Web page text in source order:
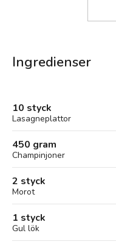
Ingredienser
10 styck
Lasagneplattor
450 gram
Champinjoner
2 styck
Morot
1 styck
Gul lök